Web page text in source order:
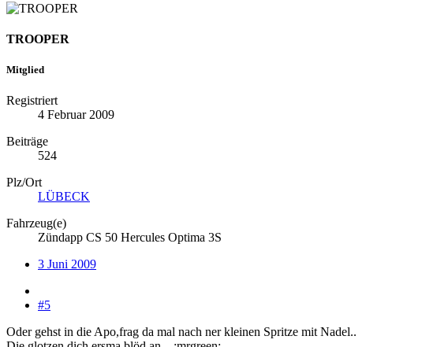
TROOPER
Mitglied
Registriert
4 Februar 2009
Beiträge
524
Plz/Ort
LÜBECK
Fahrzeug(e)
Zündapp CS 50 Hercules Optima 3S
3 Juni 2009
#5
Oder gehst in die Apo,frag da mal nach ner kleinen Spritze mit Nadel..